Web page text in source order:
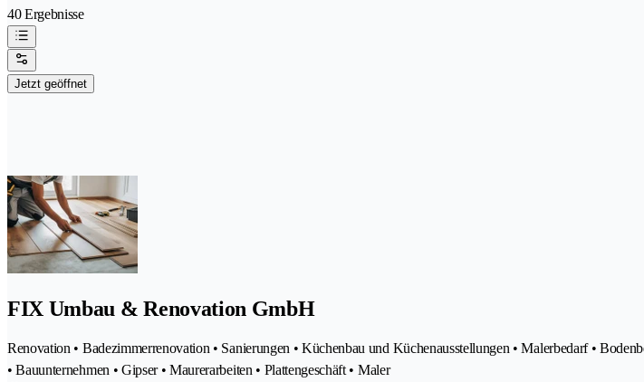
40 Ergebnisse
Jetzt geöffnet
FIX Umbau & Renovation GmbH
Renovation • Badezimmerrenovation • Sanierungen • Küchenbau und Küchenausstellungen • Malerbedarf •
• Bauunternehmen • Gipser • Maurerarbeiten • Plattengeschäft • Maler